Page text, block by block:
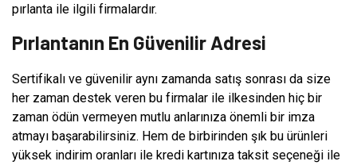
pırlanta ile ilgili firmalardır.
Pırlantanın En Güvenilir Adresi
Sertifikalı ve güvenilir aynı zamanda satış sonrası da size
her zaman destek veren bu firmalar ile ilkesinden hiç bir
zaman ödün vermeyen mutlu anlarınıza önemli bir imza
atmayı başarabilirsiniz. Hem de birbirinden şık bu ürünleri
yüksek indirim oranları ile kredi kartınıza taksit seçeneği ile